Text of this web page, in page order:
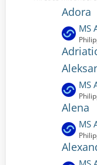
r
ä
g
e
Adora
L
e
t
z
t
e
B
e
i
t
r
MS Adora:
L
e
t
t
e
B
MS
Alena
L
e
t
MS Alena:
L